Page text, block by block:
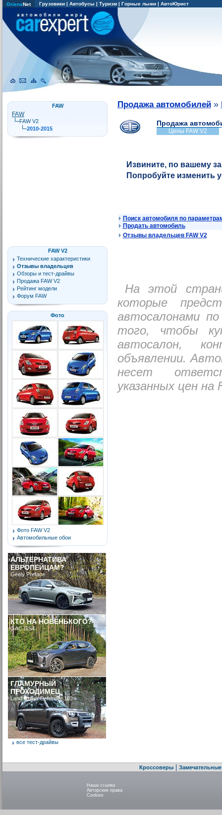
OriensNet Грузовики | Автобусы | Туризм | Горные лыжи | АвтоЮрист
FAW
FAW
FAW V2
2010-2015
FAW V2
Технические характеристики
Отзывы владельцев
Обзоры и тест-драйвы
Продажа FAW V2
Рейтинг модели
Форум FAW
Фото
Фото FAW V2
Автомобильные обои
АЛЬТЕРНАТИВА
ЕВРОПЕЙЦАМ?
Geely Preface
КТО НА НОВЕНЬКОГО?
GAC GS4
ГЛАМУРНЫЙ
ПРОХОДИМЕЦ
Land Rover Defender 110
все тест-драйвы
Продажа автомобилей»
Продажа
Цены FAW V2
Извините, по вашему
Попробуйте изменить
Поиск автомобиля по
Продать автомобиль
Отзывы владельцев FAW V2
На этой
которые
автосалонами
того, чтобы
автосалон,
объявлении.
несет
указанных цен на
Кроссоверы|
Наша ссылка
Авторские права
Cookies